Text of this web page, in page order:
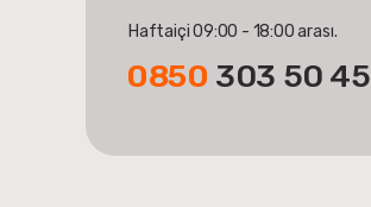
Haftaiçi 09:00 - 18:00 arası.
0850 303 50 45